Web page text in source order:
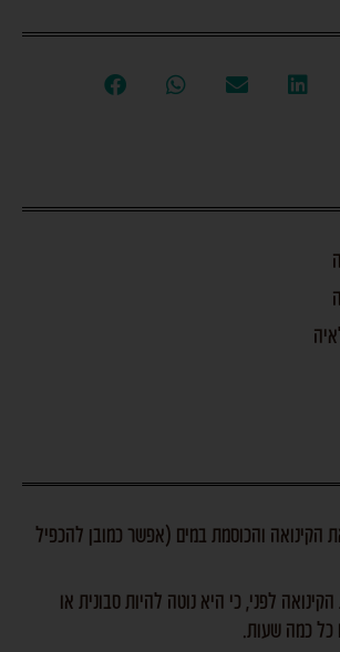
הקינואה והכוסמת במים (אפשר כמובן להכפיל
לפני, כי היא נוטה להיות סבונית או
כל כמה שעות.